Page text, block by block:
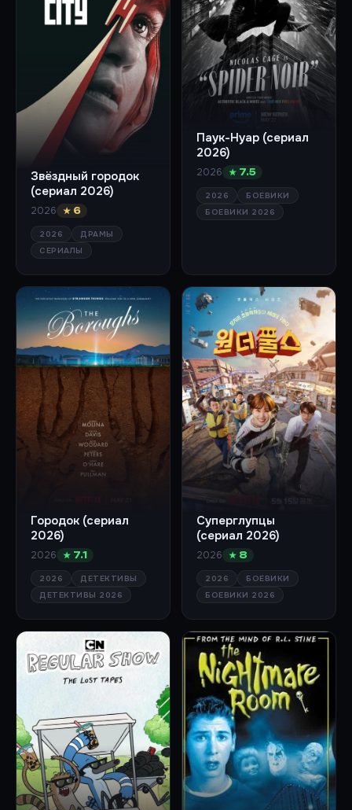
Звёздный городок
(сериал 2026)
2026 ★ 6
2026
ДРАМЫ
СЕРИАЛЫ
Паук-Нуар (сериал
2026)
2026 ★ 7.5
2026
БОЕВИКИ
БОЕВИКИ 2026
Городок (сериал
2026)
2026 ★ 7.1
2026
ДЕТЕКТИВЫ
ДЕТЕКТИВЫ 2026
Суперглупцы
(сериал 2026)
2026 ★ 8
2026
БОЕВИКИ
БОЕВИКИ 2026